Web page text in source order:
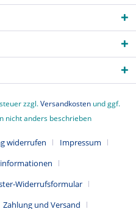
zzgl.Versandkosten und ggf.
nicht anders beschrieben
widerrufen
Impressum
Widerrufsformular
Zahlung und Versand